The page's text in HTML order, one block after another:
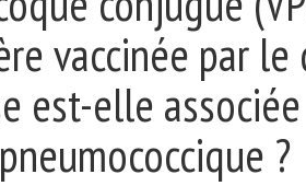
vaccinée par le
est-elle
?